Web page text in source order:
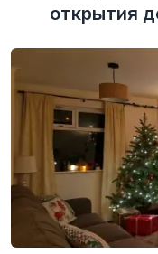
открытия